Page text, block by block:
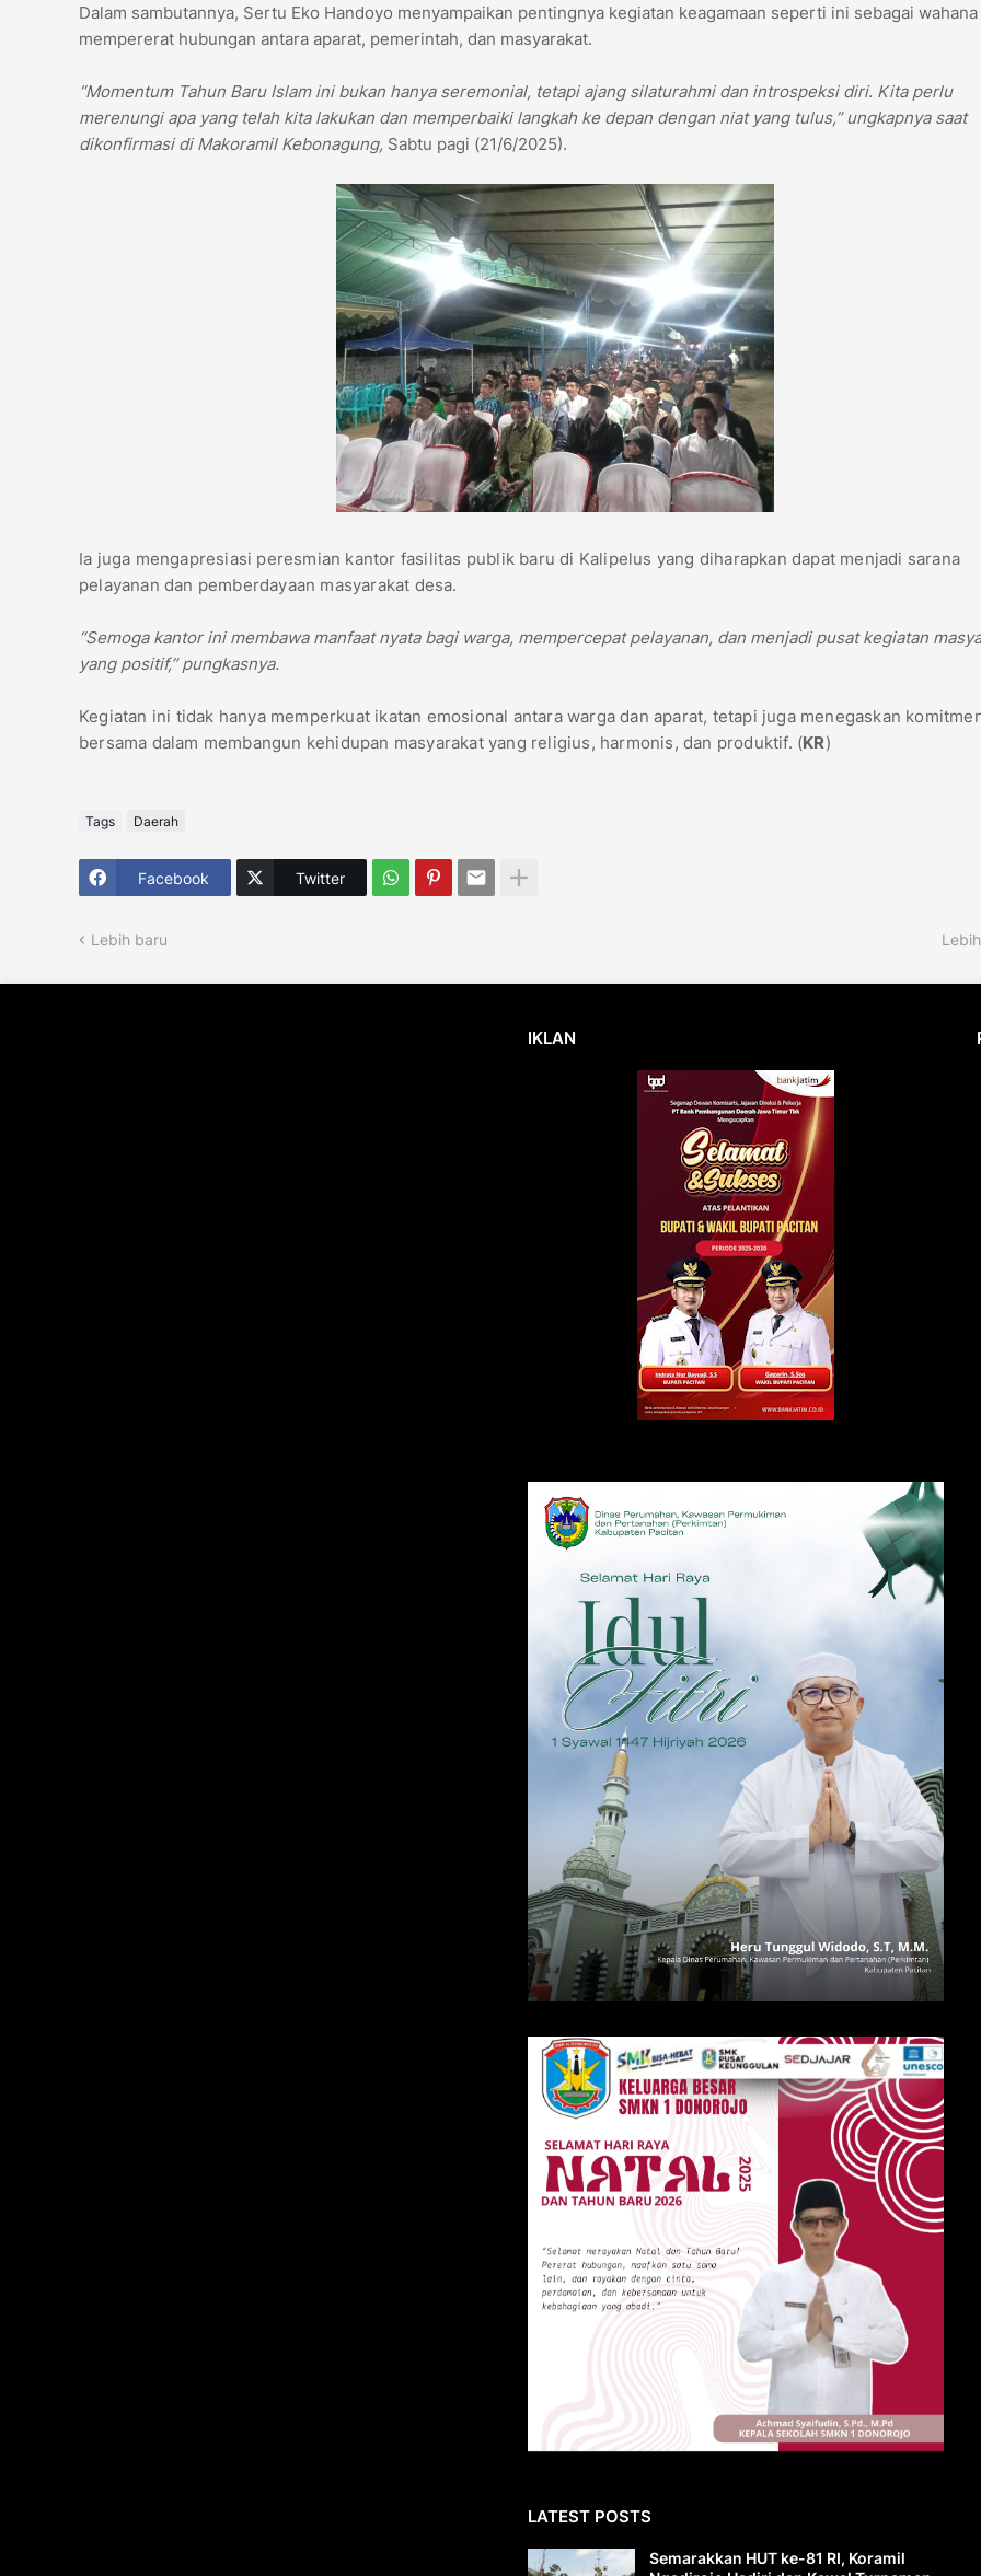
Dalam sambutannya, Sertu Eko Handoyo menyampaikan pentingnya kegiatan keagamaan seperti ini sebagai wahana
mempererat hubungan antara aparat, pemerintah, dan masyarakat.
“Momentum Tahun Baru Islam ini bukan hanya seremonial, tetapi ajang silaturahmi dan introspeksi diri. Kita perlu
merenungi apa yang telah kita lakukan dan memperbaiki langkah ke depan dengan niat yang tulus,” ungkapnya saat
dikonfirmasi di Makoramil Kebonagung, Sabtu pagi (21/6/2025).
Ia juga mengapresiasi peresmian kantor fasilitas publik baru di Kalipelus yang diharapkan dapat menjadi sarana
pelayanan dan pemberdayaan masyarakat desa.
“Semoga kantor ini membawa manfaat nyata bagi warga, mempercepat pelayanan, dan menjadi pusat kegiatan
yang positif,” pungkasnya.
Kegiatan ini tidak hanya memperkuat ikatan emosional antara warga dan aparat, tetapi juga menegaskan
bersama dalam membangun kehidupan masyarakat yang religius, harmonis, dan produktif. (KR)
Tags Daerah
Facebook Twitter
Lebih baru
IKLAN
LATEST POSTS
Semarakkan HUT ke-81 RI, Koramil